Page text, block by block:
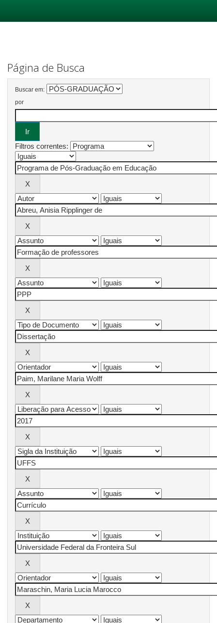
Página de Busca
Buscar em:
por
Filtros correntes: